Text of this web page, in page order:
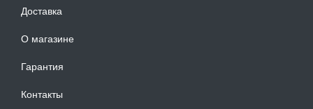
Доставка
О магазине
Гарантия
Контакты